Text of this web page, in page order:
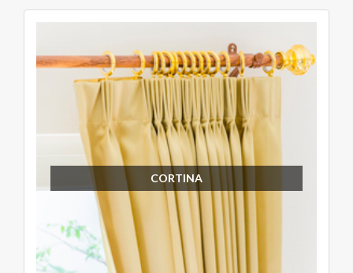
CORTINA